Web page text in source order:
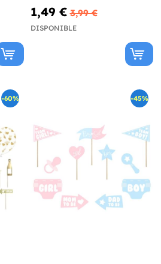
1,49 € 3,99 €
DISPONIBLE
-60% -45%